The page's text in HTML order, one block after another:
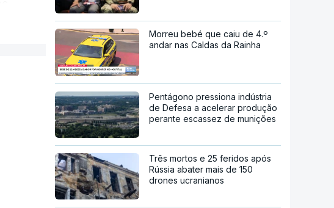
Morreu bebé que caiu de 4.º
andar nas Caldas da Rainha
Pentágono pressiona indústria
de Defesa a acelerar produção
perante escassez de munições
Três mortos e 25 feridos após
Rússia abater mais de 150
drones ucranianos